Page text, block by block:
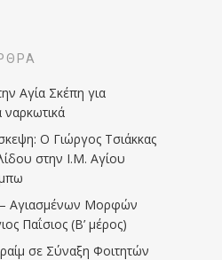
Αγία Σκέπη για
Ο Γιώργος Τσιάκκας
στην Ι.Μ. Αγίου
– Αγιασμένων Μορφών
Παΐσιος (Β’ μέρος)
σε Σύναξη Φοιτητών